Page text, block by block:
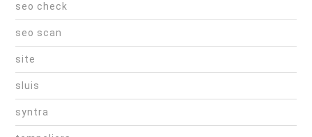
seo check
seo scan
site
sluis
syntra